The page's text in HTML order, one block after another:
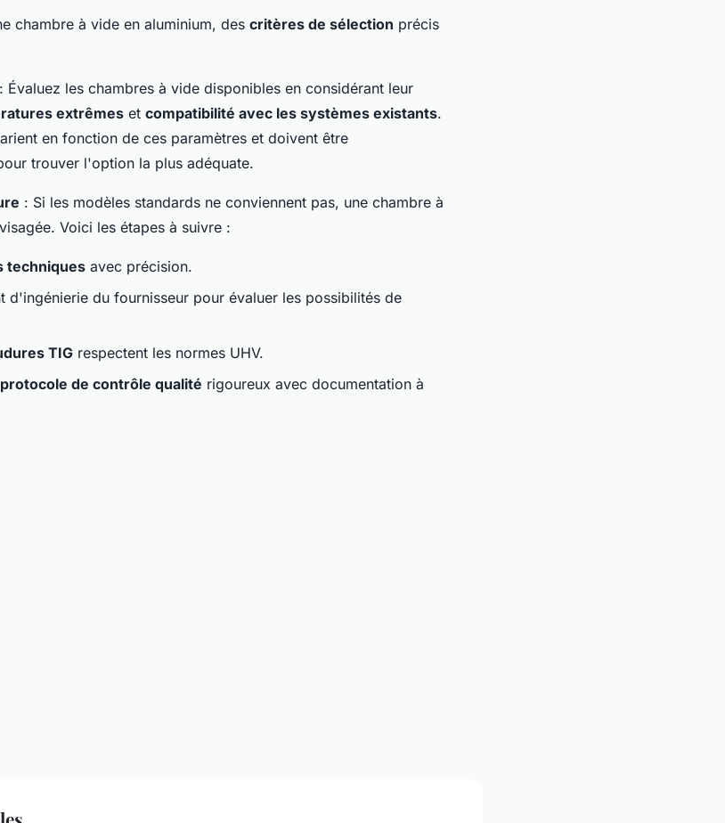
chambre à vide en aluminium, des critères de sélection précis
: Évaluez les chambres à vide disponibles en considérant leur
extrêmes et compatibilité avec les systèmes existants.
en fonction de ces paramètres et doivent être
trouver l'option la plus adéquate.
: Si les modèles standards ne conviennent pas, une chambre à
Voici les étapes à suivre :
techniques avec précision.
d'ingénierie du fournisseur pour évaluer les possibilités de
TIG respectent les normes UHV.
protocole de contrôle qualité rigoureux avec documentation à